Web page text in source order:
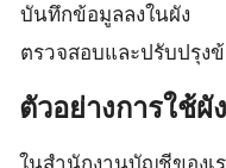
บันทึกข้อมูลลงในผัง
ตรวจสอบและปรับปรุง
ตัวอย่างการใช้ผั
ในสำนักงานบัญชีของเ